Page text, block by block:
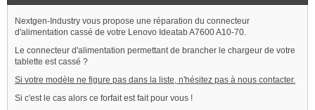
Nextgen-Industry vous propose une réparation du connecteur
d'alimentation cassé de votre Lenovo Ideatab A7600 A10-70.
Le connecteur d'alimentation permettant de brancher le chargeur de votre
tablette est cassé ?
Si votre modèle ne figure pas dans la liste, n'hésitez pas à nous contacter.
Si c'est le cas alors ce forfait est fait pour vous !